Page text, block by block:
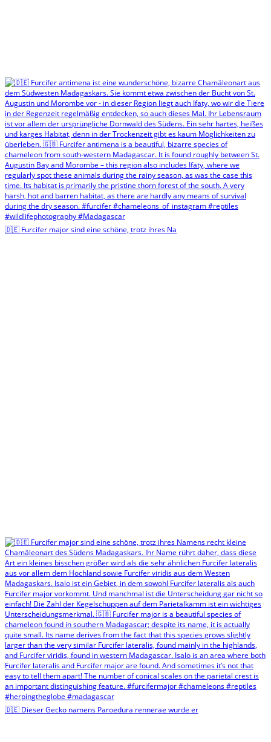
🇩🇪 Furcifer major sind eine schöne, trotz ihres Na
🇩🇪 Dieser Gecko namens Paroedura rennerae wurde er